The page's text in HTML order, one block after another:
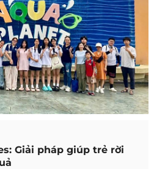
Giải pháp giúp trẻ rời